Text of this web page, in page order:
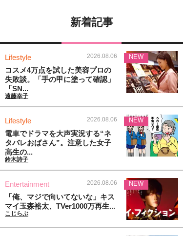
新着記事
Lifestyle 2026.08.06
コスメ4万点を試した美容プロの
失敗談。「手の甲に塗って確認」
「SN...
遠藤幸子
NEW
Lifestyle 2026.08.06
電車でドラマを大声実況する“ネ
タバレおばさん”。注意した女子
高生の...
鈴木詩子
NEW
Entertainment 2026.08.06
「俺、マジで向いてないな」キス
マイ玉森裕太、TVer1000万再生...
こじらぶ
NEW